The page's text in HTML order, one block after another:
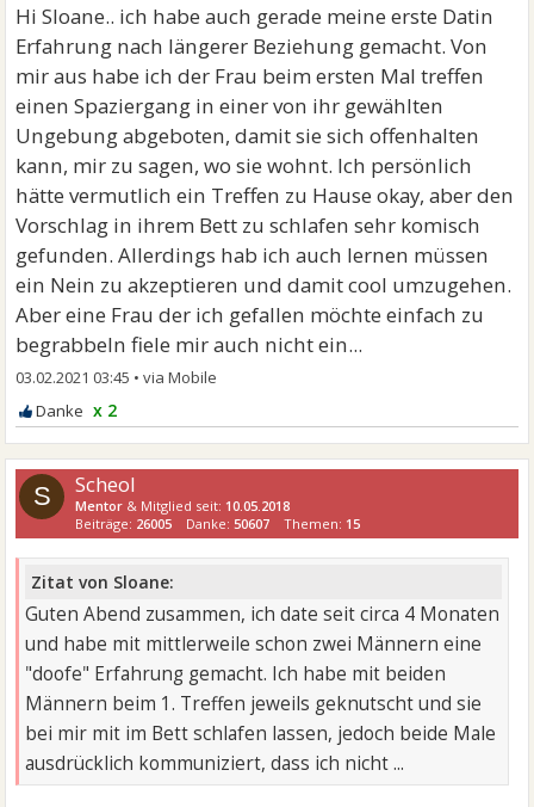
Hi Sloane.. ich habe auch gerade meine erste Datin
Erfahrung nach längerer Beziehung gemacht. Von
mir aus habe ich der Frau beim ersten Mal treffen
einen Spaziergang in einer von ihr gewählten
Ungebung abgeboten, damit sie sich offenhalten
kann, mir zu sagen, wo sie wohnt. Ich persönlich
hätte vermutlich ein Treffen zu Hause okay, aber den
Vorschlag in ihrem Bett zu schlafen sehr komisch
gefunden. Allerdings hab ich auch lernen müssen
ein Nein zu akzeptieren und damit cool umzugehen.
Aber eine Frau der ich gefallen möchte einfach zu
begrabbeln fiele mir auch nicht ein...
03.02.2021 03:45 •
x 2
S Scheol
Mentor & Mitglied seit: 10.05.2018
Beiträge: 26005 Danke: 50607 Themen: 15
Zitat von Sloane:
Guten Abend zusammen, ich date seit circa 4 Monaten
und habe mit mittlerweile schon zwei Männern eine
"doofe" Erfahrung gemacht. Ich habe mit beiden
Männern beim 1. Treffen jeweils geknutscht und sie
bei mir mit im Bett schlafen lassen, jedoch beide Male
ausdrücklich kommuniziert, dass ich nicht ...